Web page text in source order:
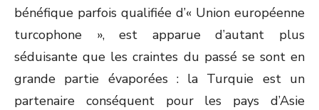
bénéfique parfois qualifiée d’« Union européenne
turcophone », est apparue d’autant plus
séduisante que les craintes du passé se sont en
grande partie évaporées : la Turquie est un
partenaire conséquent pour les pays d’Asie